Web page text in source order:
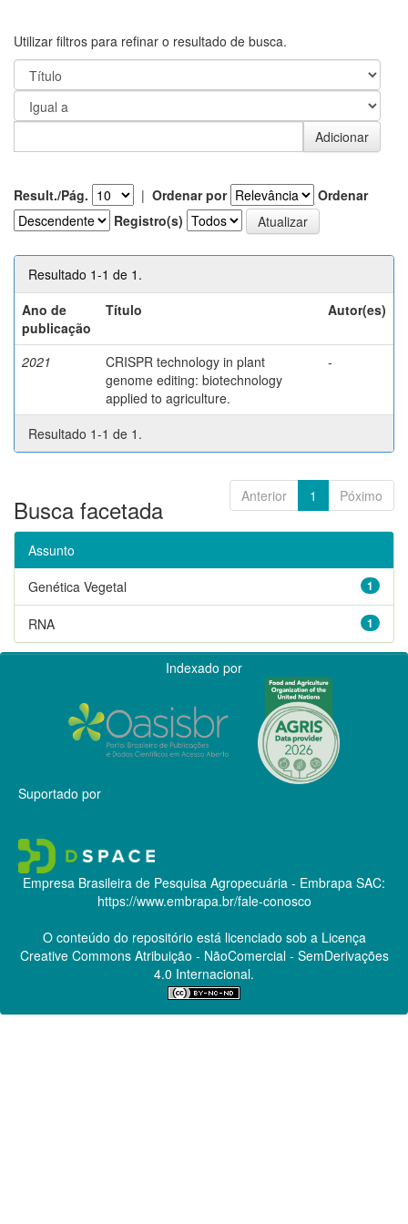
Utilizar filtros para refinar o resultado de busca.
Result./Pág. | Ordenar por
Ordenar
Registro(s)
Resultado 1-1 de 1.
Ano de
publicação
Título Autor(es)
2021
CRISPR technology in plant
genome editing: biotechnology
applied to agriculture.
-
Resultado 1-1 de 1.
Anterior 1 Póximo
Busca facetada
Assunto
1
Genética Vegetal
1
RNA
Indexado por
Suportado por
Empresa Brasileira de Pesquisa Agropecuária - Embrapa SAC:
https://www.embrapa.br/fale-conosco
O conteúdo do repositório está licenciado sob a Licença
Creative CommonsAtribuição - NãoComercial - SemDerivações
4.0 Internacional.